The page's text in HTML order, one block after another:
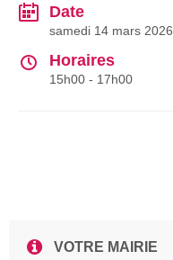
Date
samedi 14 mars 2026
Horaires
15h00 - 17h00
VOTRE MAIRIE